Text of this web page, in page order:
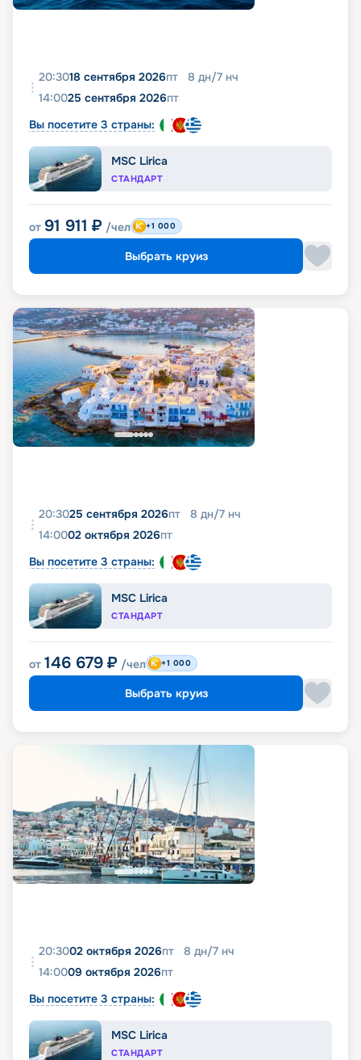
20:3018 сентября 2026пт 8 дн/7 нч
14:0025 сентября 2026пт
Вы посетите 3 страны:
MSC Lirica
СТАНДАРТ
от 91 911 ₽ /чел +1 000
Выбрать круиз
20:3025 сентября 2026пт 8 дн/7 нч
14:0002 октября 2026пт
Вы посетите 3 страны:
MSC Lirica
СТАНДАРТ
от 146 679 ₽ /чел +1 000
Выбрать круиз
20:3002 октября 2026пт 8 дн/7 нч
14:0009 октября 2026пт
Вы посетите 3 страны:
MSC Lirica
СТАНДАРТ